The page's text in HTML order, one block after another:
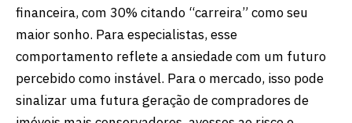
financeira, com 30% citando “carreira” como seu
maior sonho. Para especialistas, esse
comportamento reflete a ansiedade com um futuro
percebido como instável. Para o mercado, isso pode
sinalizar uma futura geração de compradores de